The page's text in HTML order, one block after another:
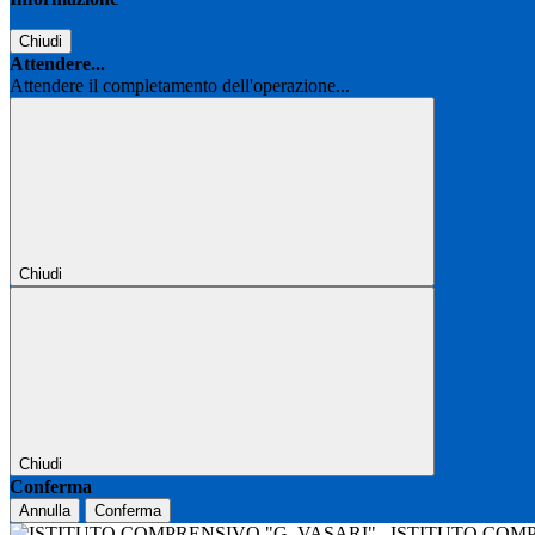
Chiudi
Attendere...
Attendere il completamento dell'operazione...
Chiudi
Chiudi
Conferma
Annulla Conferma